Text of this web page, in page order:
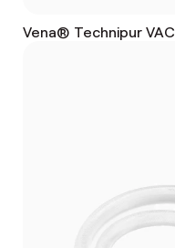
Vena® Technipur VAC